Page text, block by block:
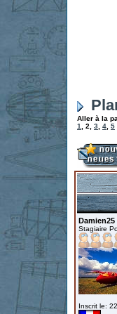
Aller à la
1
2 3 4 5
Damien25
Stagiaire
Inscrit le: